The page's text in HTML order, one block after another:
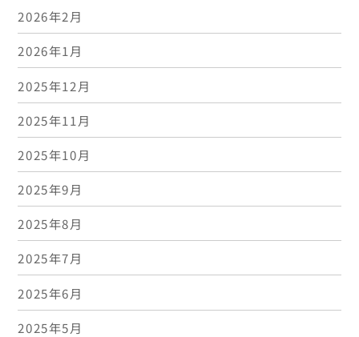
2026年2月
2026年1月
2025年12月
2025年11月
2025年10月
2025年9月
2025年8月
2025年7月
2025年6月
2025年5月